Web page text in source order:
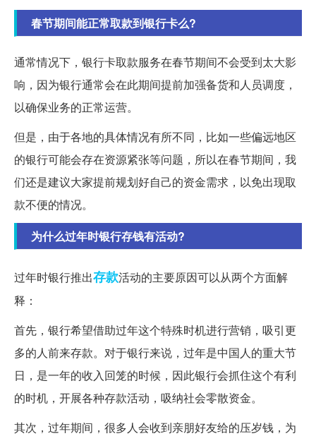
春节期间能正常取款到银行卡么?
通常情况下，银行卡取款服务在春节期间不会受到太大影
响，因为银行通常会在此期间提前加强备货和人员调度，
以确保业务的正常运营。
但是，由于各地的具体情况有所不同，比如一些偏远地区
的银行可能会存在资源紧张等问题，所以在春节期间，我
们还是建议大家提前规划好自己的资金需求，以免出现取
款不便的情况。
为什么过年时银行存钱有活动?
过年时银行推出存款活动的主要原因可以从两个方面解
释：
首先，银行希望借助过年这个特殊时机进行营销，吸引更
多的人前来存款。对于银行来说，过年是中国人的重大节
日，是一年的收入回笼的时候，因此银行会抓住这个有利
的时机，开展各种存款活动，吸纳社会零散资金。
其次，过年期间，很多人会收到亲朋好友给的压岁钱，为